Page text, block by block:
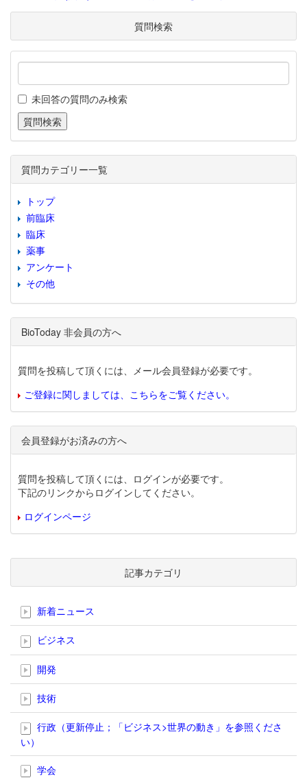
質問検索
未回答の質問のみ検索
質問カテゴリー一覧
トップ
前臨床
臨床
薬事
アンケート
その他
BioToday 非会員の方へ
質問を投稿して頂くには、メール会員登録が必要です。
ご登録に関しましては、こちらをご覧ください。
会員登録がお済みの方へ
質問を投稿して頂くには、ログインが必要です。
下記のリンクからログインしてください。
ログインページ
記事カテゴリ
新着ニュース
ビジネス
開発
技術
行政（更新停止；「ビジネス>世界の動き」を参照くださ
い）
学会